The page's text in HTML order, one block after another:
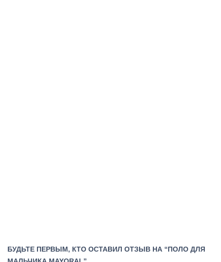
БУДЬТЕ ПЕРВЫМ, КТО ОСТАВИЛ ОТЗЫВ НА “ПОЛО ДЛЯ